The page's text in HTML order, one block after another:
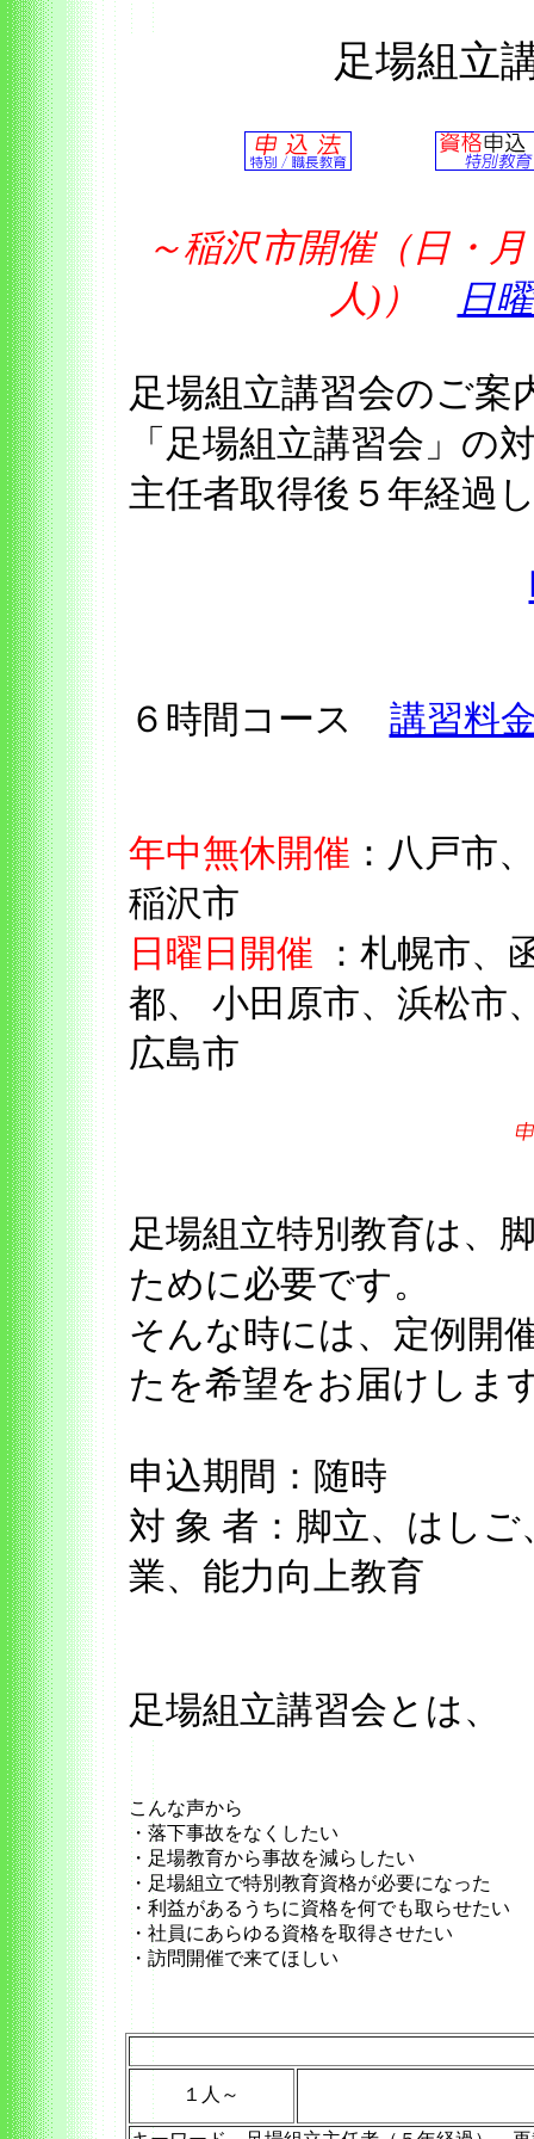
足場組立
～稲沢市開催（日・
人)）
日
足場組立講習会のご
「足場組立講習会」の
主任者取得後５年経過
６時間コース 講習料
年中無休開催 ：八戸市
稲沢市
日曜日開催 ：札幌市、
都、 小田原市、浜松市
広島市
足場組立特別教育は、
ために必要です。
そんな時には、定例開
たを希望をお届けしま
申込期間：随時
対 象 者：脚立、はし
業、能力向上教育
足場組立講習会とは
こんな声から
・落下事故をなくしたい
・足場教育から事故を減らしたい
・足場組立で特別教育資格が必要になった
・利益があるうちに資格を何でも取らせたい
・社員にあらゆる資格を取得させたい
・訪問開催で来てほしい
１人～